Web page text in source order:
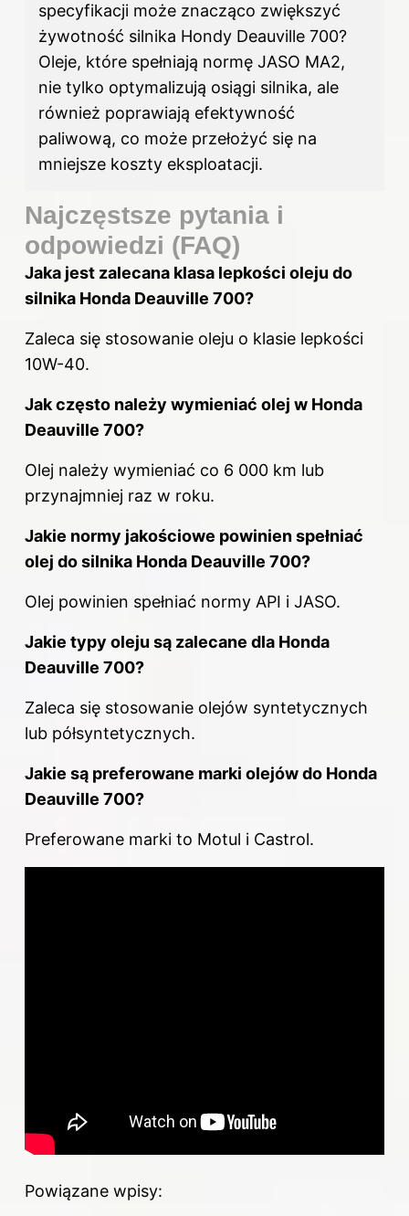
specyfikacji może znacząco zwiększyć
żywotność silnika Hondy Deauville 700?
Oleje, które spełniają normę JASO MA2,
nie tylko optymalizują osiągi silnika, ale
również poprawiają efektywność
paliwową, co może przełożyć się na
mniejsze koszty eksploatacji.
Najczęstsze pytania i
odpowiedzi (FAQ)
Jaka jest zalecana klasa lepkości oleju do
silnika Honda Deauville 700?
Zaleca się stosowanie oleju o klasie lepkości
10W-40.
Jak często należy wymieniać olej w Honda
Deauville 700?
Olej należy wymieniać co 6 000 km lub
przynajmniej raz w roku.
Jakie normy jakościowe powinien spełniać
olej do silnika Honda Deauville 700?
Olej powinien spełniać normy API i JASO.
Jakie typy oleju są zalecane dla Honda
Deauville 700?
Zaleca się stosowanie olejów syntetycznych
lub półsyntetycznych.
Jakie są preferowane marki olejów do Honda
Deauville 700?
Preferowane marki to Motul i Castrol.
Powiązane wpisy: